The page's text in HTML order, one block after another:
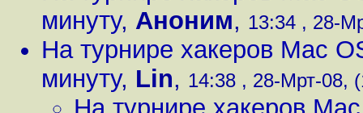
минуту, Аноним, 13:34 , 28-
На турнире хакеров Mac
минуту, Lin, 14:38 , 28-Мрт-08,